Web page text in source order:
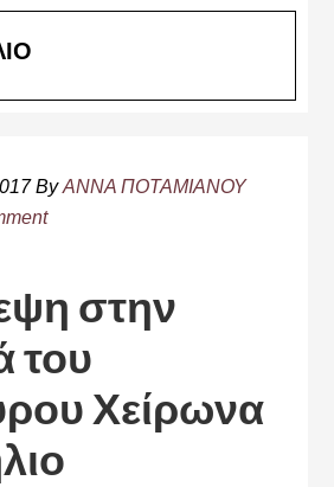
ByΑΝΝΑ ΠΟΤΑΜΙΑΝΟΥ
στην
του
Χείρωνα